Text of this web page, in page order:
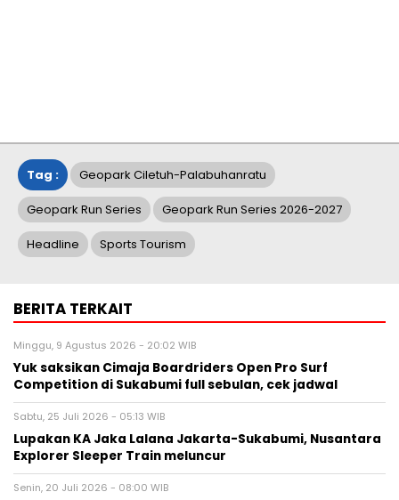
Tag : Geopark Ciletuh-Palabuhanratu
Geopark Run Series Geopark Run Series 2026-2027
Headline Sports Tourism
BERITA TERKAIT
Minggu, 9 Agustus 2026 - 20:02 WIB
Yuk saksikan Cimaja Boardriders Open Pro Surf
Competition di Sukabumi full sebulan, cek jadwal
Sabtu, 25 Juli 2026 - 05:13 WIB
Lupakan KA Jaka Lalana Jakarta-Sukabumi, Nusantara
Explorer Sleeper Train meluncur
Senin, 20 Juli 2026 - 08:00 WIB